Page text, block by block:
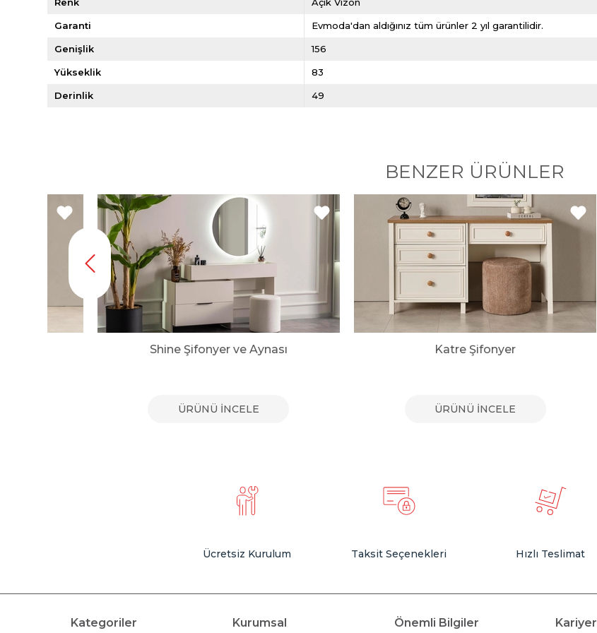
Garanti Evmoda'dan aldığınız tüm ürünler 2 yıl garantilidir.
Genişlik 156
Yükseklik 83
Derinlik 49
BENZER ÜRÜNLER
Shine Şifonyer ve Aynası
ÜRÜNÜ İNCELE
Katre Şifonyer
ÜRÜNÜ İNCELE
Ücretsiz Kurulum Taksit Seçenekleri Hızlı Teslimat
Kategoriler Kurumsal Önemli Bilgiler Kariyer